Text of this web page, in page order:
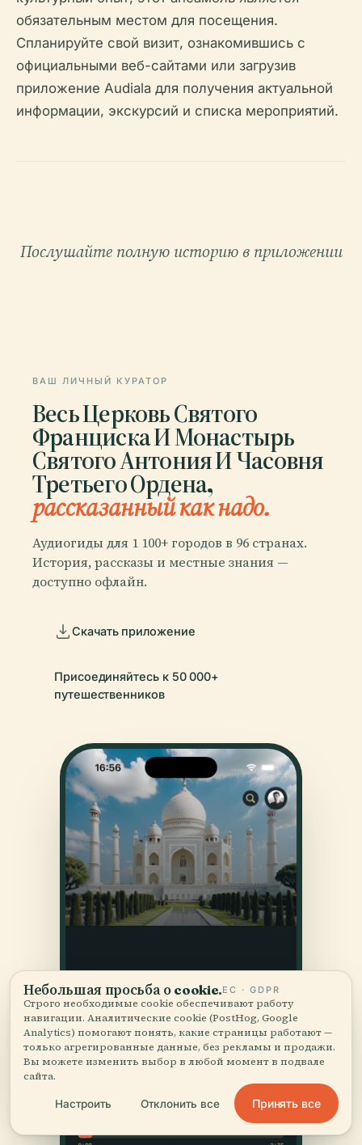
обязательным местом для посещения.
Спланируйте свой визит, ознакомившись с
официальными веб-сайтами или загрузив
приложение Audiala для получения актуальной
информации, экскурсий и списка мероприятий.
Послушайте полную историю в приложении
ВАШ ЛИЧНЫЙ КУРАТОР
Весь Церковь Святого
Франциска И Монастырь
Святого Антония И Часовня
Третьего Ордена,
рассказанный как надо.
Аудиогиды для 1 100+ городов в 96 странах.
История, рассказы и местные знания —
доступно офлайн.
Скачать приложение
Присоединяйтесь к 50 000+
путешественников
Небольшая просьба о cookie.ЕС · GDPR
Строго необходимые cookie обеспечивают работу
навигации. Аналитические cookie (PostHog, Google
Analytics) помогают понять, какие страницы работают —
только агрегированные данные, без рекламы и продажи.
Вы можете изменить выбор в любой момент в подвале
сайта.
Настроить Отклонить все Принять все